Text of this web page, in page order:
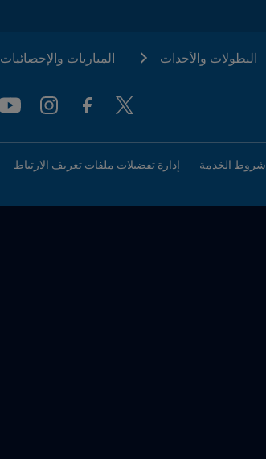
البطولات والأحدات المباريات والإحصائيات
شروط الخدمة إدارة تفضيلات ملفات تعريف الارتباط